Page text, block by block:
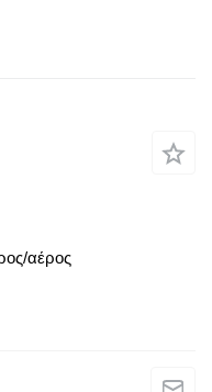
αέρος